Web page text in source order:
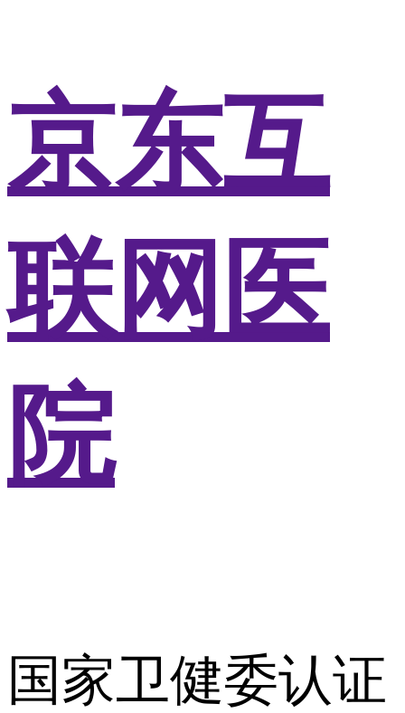
京东互
联网医
院
国家卫健委认证